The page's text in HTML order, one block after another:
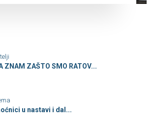
ZNAM ZAŠTO SMO RATOV...
u nastavi i dal...